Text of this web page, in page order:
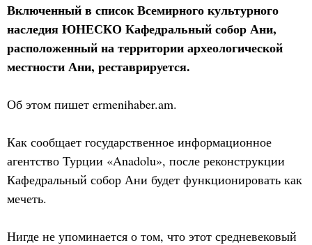
Включенный в список Всемирного культурного
наследия ЮНЕСКО Кафедральный собор Ани,
расположенный на территории археологической
местности Ани, реставрируется.
Об этом пишет ermenihaber.am.
Как сообщает государственное информационное
агентство Турции «Anadolu», после реконструкции
Кафедральный собор Ани будет функционировать как
мечеть.
Нигде не упоминается о том, что этот средневековый